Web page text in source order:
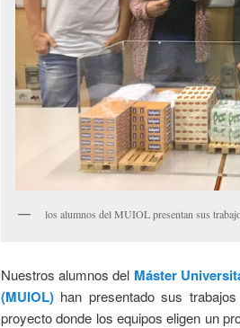
los alumnos del MUIOL presentan sus
Nuestros alumnos del Máster
(MUIOL) han presentado sus
proyecto donde los equipos eligen un